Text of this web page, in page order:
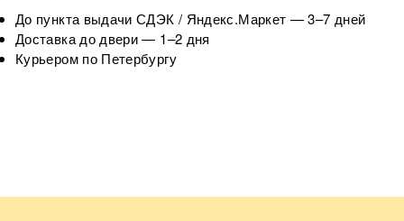
До пункта выдачи СДЭК / Яндекс.Маркет — 3–7 дней
Доставка до двери — 1–2 дня
Курьером по Петербургу